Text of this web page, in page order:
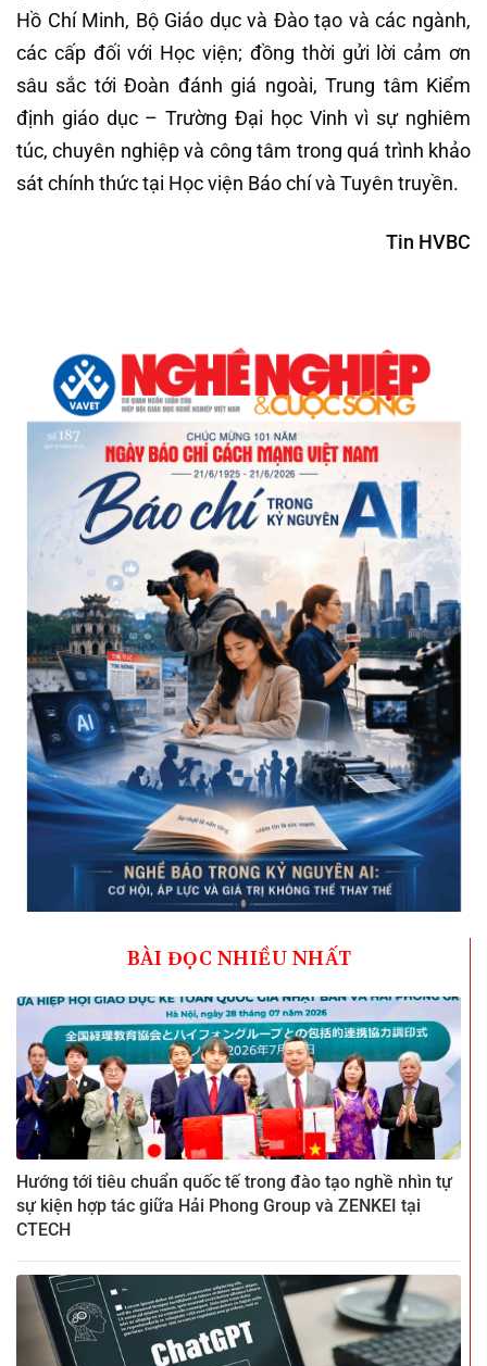
Hồ Chí Minh, Bộ Giáo dục và Đào tạo và các ngành,
các cấp đối với Học viện; đồng thời gửi lời cảm ơn
sâu sắc tới Đoàn đánh giá ngoài, Trung tâm Kiểm
định giáo dục – Trường Đại học Vinh vì sự nghiêm
túc, chuyên nghiệp và công tâm trong quá trình khảo
sát chính thức tại Học viện Báo chí và Tuyên truyền.
Tin HVBC
BÀI ĐỌC NHIỀU NHẤT
Hướng tới tiêu chuẩn quốc tế trong đào tạo nghề nhìn tự
sự kiện hợp tác giữa Hải Phong Group và ZENKEI tại
CTECH